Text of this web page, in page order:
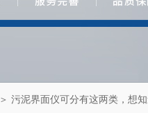
＞ 污泥界面仪可分有这两类，想